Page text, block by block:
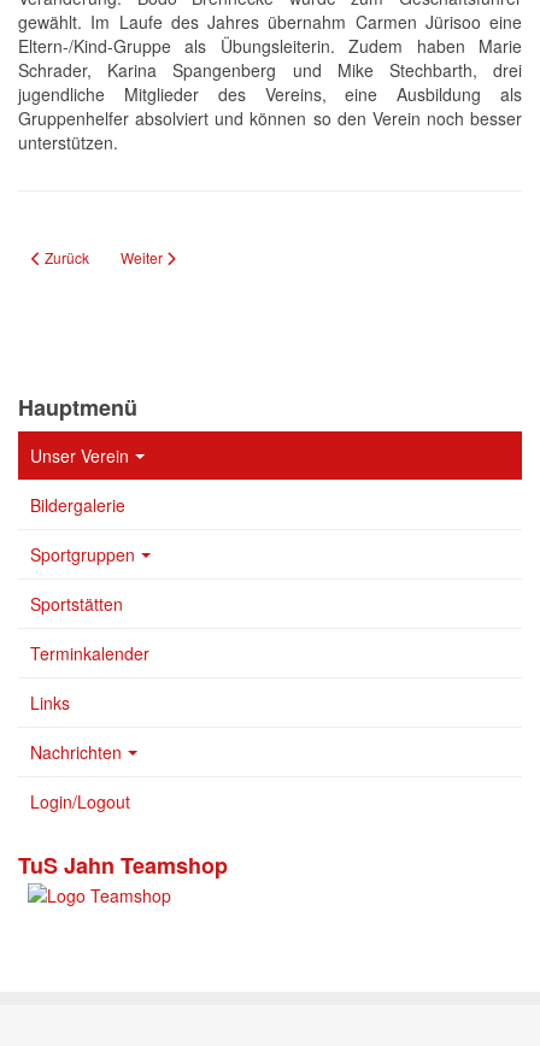
gewählt. Im Laufe des Jahres übernahm Carmen Jürisoo eine
Eltern-/Kind-Gruppe als Übungsleiterin. Zudem haben Marie
Schrader, Karina Spangenberg und Mike Stechbarth, drei
jugendliche Mitglieder des Vereins, eine Ausbildung als
Gruppenhelfer absolviert und können so den Verein noch besser
unterstützen.
Vorheriger Beitrag: Vereinschronik 2013
Zurück Nächster Beitrag: Vereinschronik 2011
Weiter
Hauptmenü
Unser Verein
Bildergalerie
Sportgruppen
Sportstätten
Terminkalender
Links
Nachrichten
Login/Logout
TuS Jahn Teamshop